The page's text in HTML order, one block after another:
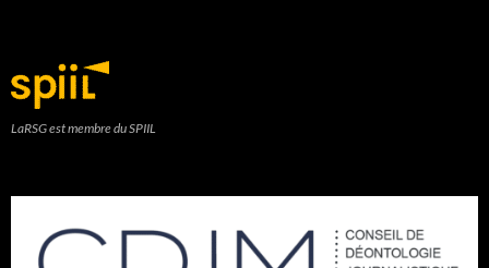
LaRSG est membre du SPIIL